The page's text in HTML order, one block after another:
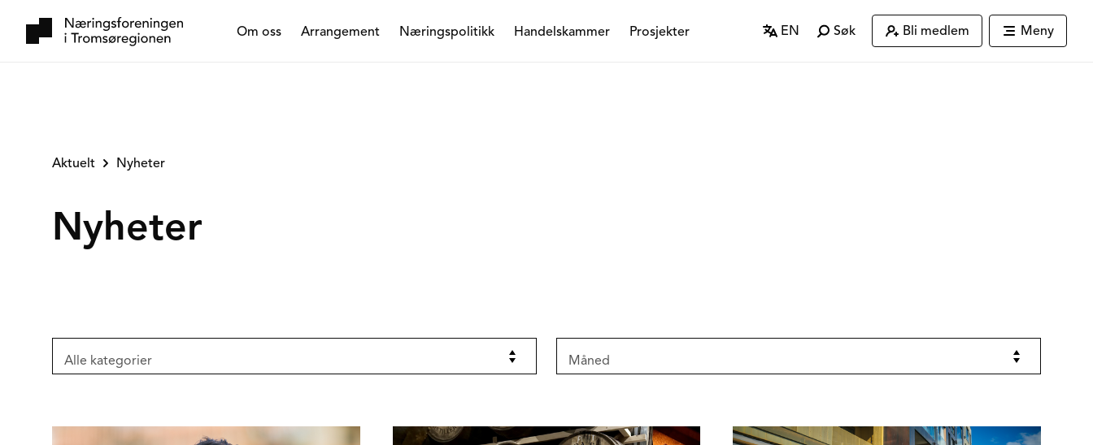
Om oss Arrangement Næringspolitikk Handelskammer Prosjekter EN Søk Bli medlem Meny
Aktuelt Nyheter
Nyheter
Alle kategorier Måned